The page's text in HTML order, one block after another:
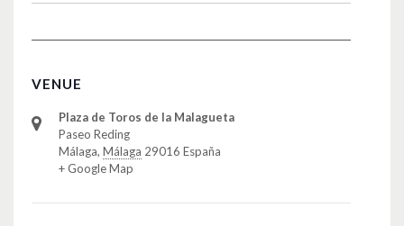
VENUE
Plaza de Toros de la Malagueta
Paseo Reding
Málaga, Málaga 29016 España
+ Google Map